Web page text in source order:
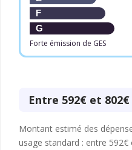
F
G
Forte émission de GES
Entre 592€ et
Montant estimé des
usage standard : entre 592€